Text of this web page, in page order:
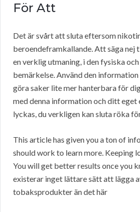
För Att
Det är svårt att sluta eftersom
beroendeframkallande. Att säga
en verklig utmaning, i den fysiska
bemärkelse. Använd den
göra saker lite mer hanterbara för
med denna information och ditt eget
lyckas, du verkligen kan sluta röka
This article has given you a ton of
should work to learn more. Keeping
You will get better results once you
existerar inget lättare sätt att lägga
tobaksprodukter än det här